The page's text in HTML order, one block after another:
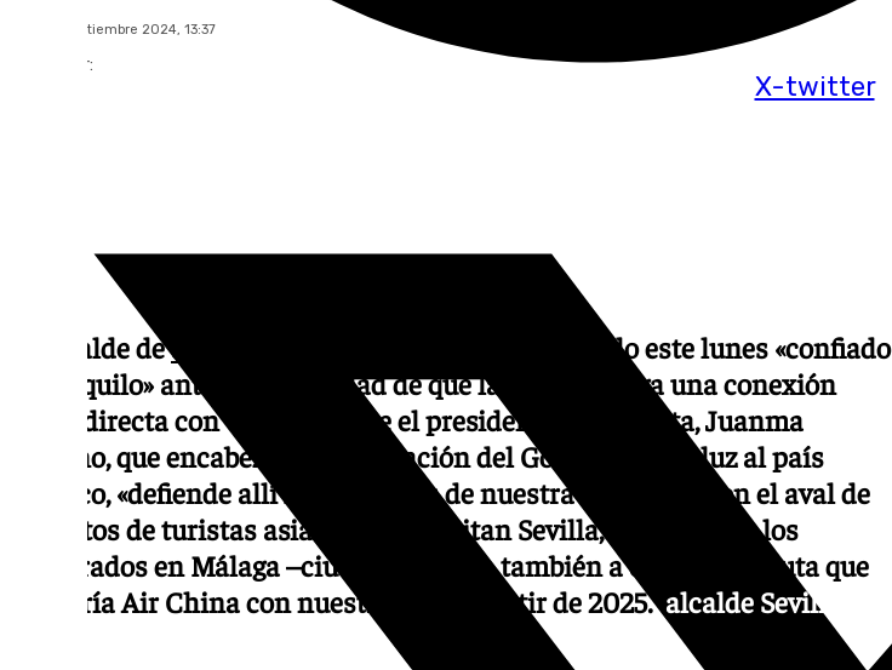
X-twitter
lunes, 2 septiembre 2024, 13:37
Compartir:
El alcalde deSevilla
, José Luis Sanz, se ha mostrado este lunes «confiado
y tranquilo» ante la posibilidad de que la ciudad tenga una conexión
aérea directa con China porque el presidente de la Junta, Juanma
Moreno, que encabeza una delegación del Gobierno andaluz al país
asiático, «defiende allí los intereses de nuestra ciudad», y con el aval de
los datos de turistas asiáticos que visitan Sevilla, mejores que los
registrados en Málaga –ciudad que opta también a esa tercera ruta que
ofertaría Air China con nuestro país a partir de 2025. alcalde Sevilla